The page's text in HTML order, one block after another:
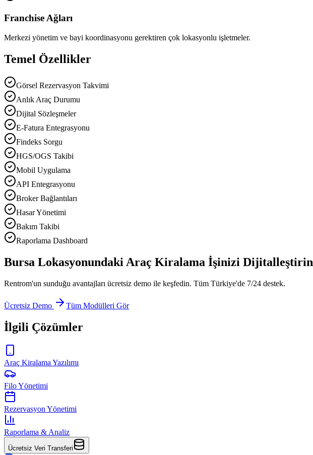
Franchise Ağları
Merkezi yönetim ve bayi koordinasyonu gerektiren çok lokasyonlu işletmeler.
Temel Özellikler
Görsel Rezervasyon Takvimi
Anlık Araç Durumu
Dijital Sözleşmeler
E-Fatura Entegrasyonu
Findeks Sorgu
HGS/OGS Takibi
Mobil Uygulama
API Entegrasyonu
Broker Bağlantıları
Hasar Yönetimi
Bakım Takibi
Raporlama Dashboard
Bursa Lokasyonundaki Araç Kiralama İşinizi Dijitalleştirin
Rentrom'un sunduğu avantajları ücretsiz demo ile keşfedin. Tüm Türkiye'de 7/24 destek.
Ücretsiz Demo Tüm Modülleri Gör
İlgili Çözümler
Araç Kiralama Yazılımı
Filo Yönetimi
Rezervasyon Yönetimi
Raporlama & Analiz
Ücretsiz Veri Transferi